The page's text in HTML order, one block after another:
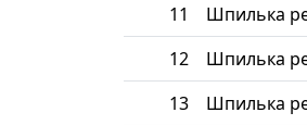
11 Шпилька
12 Шпилька
13 Шпилька